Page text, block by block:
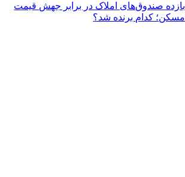
بازده صندوق‌های املاک در برابر جهش قیمت
مسکن؛ کدام برنده شد؟